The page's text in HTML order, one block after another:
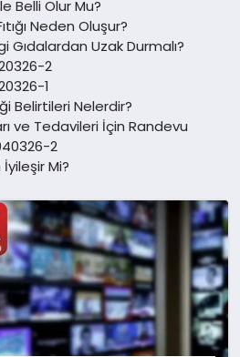
Belli Olur Mu?
Neden Oluşur?
Gıdalardan Uzak Durmalı?
2
1
Belirtileri Nelerdir?
ve Tedavileri İçin Randevu
2
Mi?